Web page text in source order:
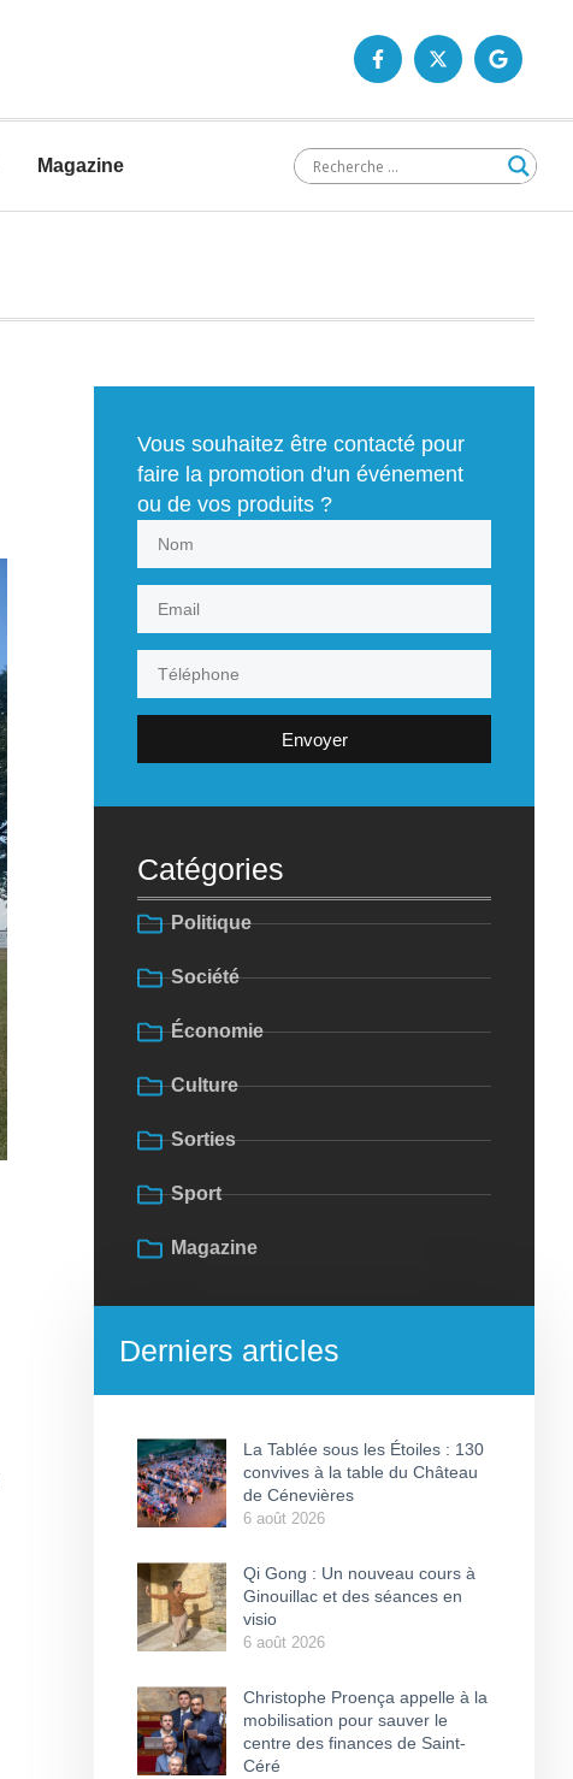
Magazine
Vous souhaitez être contacté pour
faire la promotion d'un événement
ou de vos produits ?
Envoyer
Catégories
Politique
Société
Économie
Culture
Sorties
Sport
Magazine
Derniers articles
La Tablée sous les Étoiles : 130
convives à la table du Château
de Cénevières
6 août 2026
Qi Gong : Un nouveau cours à
Ginouillac et des séances en
visio
6 août 2026
Christophe Proença appelle à la
mobilisation pour sauver le
centre des finances de Saint-
Céré